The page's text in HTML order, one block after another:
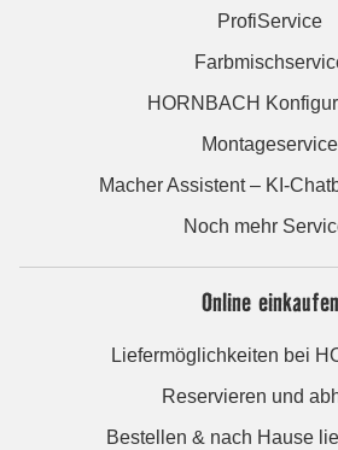
ProfiService
HORNBACH
Montageservice
Macher Assistent – KI-
Noch mehr
Online einkaufen
Liefermöglichkeiten bei
Reservieren und
Bestellen & nach Hause